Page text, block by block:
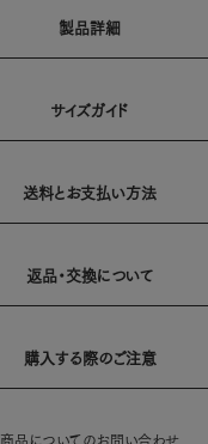
製品詳細
サイズガイド
送料とお支払い方法
返品・交換について
購入する際のご注意